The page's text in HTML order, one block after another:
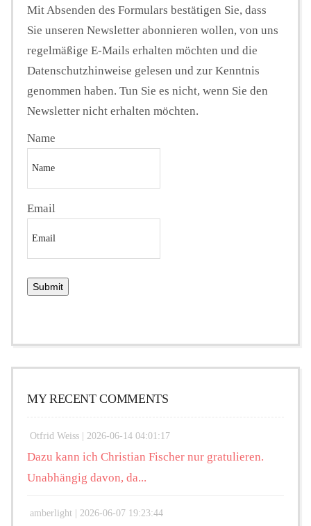
Mit Absenden des Formulars bestätigen Sie, dass
Sie unseren Newsletter abonnieren wollen, von uns
regelmäßige E-Mails erhalten möchten und die
Datenschutzhinweise gelesen und zur Kenntnis
genommen haben. Tun Sie es nicht, wenn Sie den
Newsletter nicht erhalten möchten.
Name
Email
MY RECENT COMMENTS
Otfrid Weiss | 2026-06-14 04:01:17
Dazu kann ich Christian Fischer nur gratulieren.
Unabhängig davon, da...
amberlight | 2026-06-07 19:23:44